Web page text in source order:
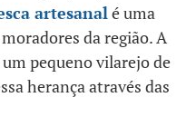
artesanal é uma
da região. A
pequeno vilarejo de
herança através das